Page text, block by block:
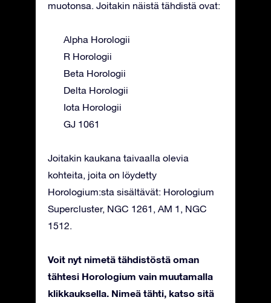
muotonsa. Joitakin näistä tähdistä ovat:
Alpha Horologii
R Horologii
Beta Horologii
Delta Horologii
Iota Horologii
GJ 1061
Joitakin kaukana taivaalla olevia
kohteita, joita on löydetty
Horologium:sta sisältävät: Horologium
Supercluster, NGC 1261, AM 1, NGC
1512.
Voit nyt nimetä tähdistöstä oman
tähtesi Horologium vain muutamalla
klikkauksella. Nimeä tähti, katso sitä